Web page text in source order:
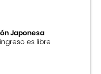
Japonesa
es libre